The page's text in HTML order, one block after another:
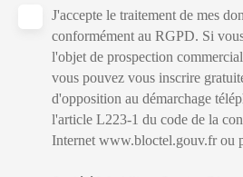
J'accepte le traitement de mes
conformément au RGPD. Si
l'objet de prospection
vous pouvez vous inscrire
d'opposition au démarchage
l'article L223-1 du code de la
Internet www.bloctel.gouv.fr ou